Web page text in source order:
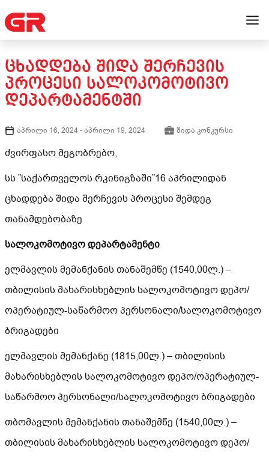
ᲪᲮᲐᲓᲓᲔᲑᲐ ᲨᲘᲓᲐ ᲨᲔᲠᲩᲔᲕᲘᲡ
ᲞᲠᲝᲪᲔᲡᲘ ᲡᲐᲚᲝᲙᲝᲛᲝᲢᲘᲕᲝ
ᲓᲔᲞᲐᲠᲢᲐᲛᲔᲜᲢᲨᲘ
აპრილი 16, 2024 -აპრილი 19, 2024 შიდა კონკურსი
ძვირფასო მეგობრებო,
სს ”საქართველოს რკინიგზაში”16 აპრილიდან
ცხადდება შიდა შერჩევის პროცესი შემდეგ
თანამდებობაზე
სალოკომოტივო დეპარტამენტი
ელმავლის მემანქანის თანაშემწე (1540,00ლ.) –
თბილისის მახარისხებლის სალოკომოტივო დეპო/
ოპერატიულ-საწარმოო პერსონალი/სალოკომოტივო
ბრიგადები
ელმავლის მემანქანე (1815,00ლ.) – თბილისის
მახარისხებლის სალოკომოტივო დეპო/ოპერატიულ-
საწარმოო პერსონალი/სალოკომოტივო ბრიგადები
თბომავლის მემანქანის თანაშემწე (1540,00ლ.) –
თბილისის მახარისხებლის სალოკომოტივო დეპო/